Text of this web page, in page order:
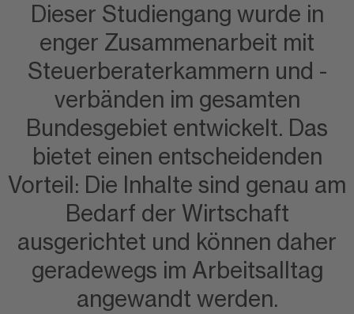
Dieser Studiengang wurde in
enger Zusammenarbeit mit
Steuerberaterkammern und -
verbänden im gesamten
Bundesgebiet entwickelt. Das
bietet einen entscheidenden
Vorteil: Die Inhalte sind genau am
Bedarf der Wirtschaft
ausgerichtet und können daher
geradewegs im Arbeitsalltag
angewandt werden.